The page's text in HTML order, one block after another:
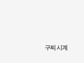
구찌 시계